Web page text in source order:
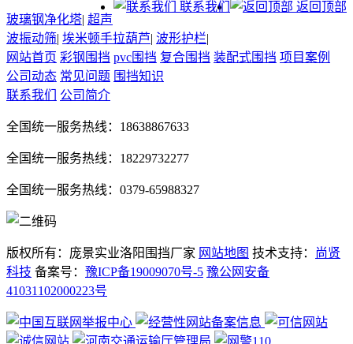
返回顶部
联系我们
玻璃钢净化塔| 超声
波振动筛| 埃米顿手拉葫芦| 波形护栏|
网站首页 彩钢围挡 pvc围挡 复合围挡 装配式围挡 项目案例
公司动态 常见问题 围挡知识
联系我们
公司简介
全国统一服务热线：18638867633
全国统一服务热线：18229732277
全国统一服务热线：0379-65988327
版权所有：庞景实业洛阳围挡厂家 网站地图 技术支持：
尚贤
科技 备案号： 豫ICP备19009070号-5 豫公网安备
41031102000223号